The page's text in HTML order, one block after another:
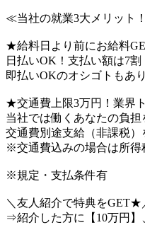
≪当社の就業3大メリット
★給料日より前にお給料
日払いOK！支払い額は7割
即払いOKのオシゴトもあり
★交通費上限3万円！業界
当社では働くあなたの負担
交通費別途支給（非課税）
※交通費込みの場合は所得
※規定・支払条件有
＼友人紹介で特典をGET★
⇒紹介した方に【10万円】